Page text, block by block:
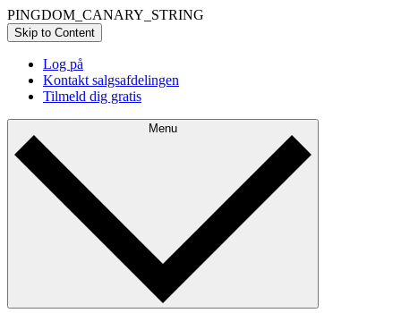
PINGDOM_CANARY_STRING
Skip to Content
Log på
Kontakt salgsafdelingen
Tilmeld dig gratis
Menu